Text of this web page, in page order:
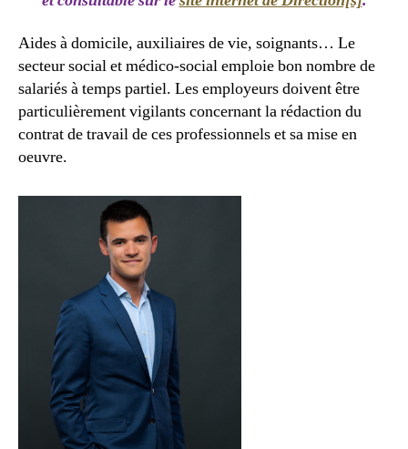
Aides à domicile, auxiliaires de vie, soignants… Le
secteur social et médico-social emploie bon nombre de
salariés à temps partiel. Les employeurs doivent être
particulièrement vigilants concernant la rédaction du
contrat de travail de ces professionnels et sa mise en
oeuvre.